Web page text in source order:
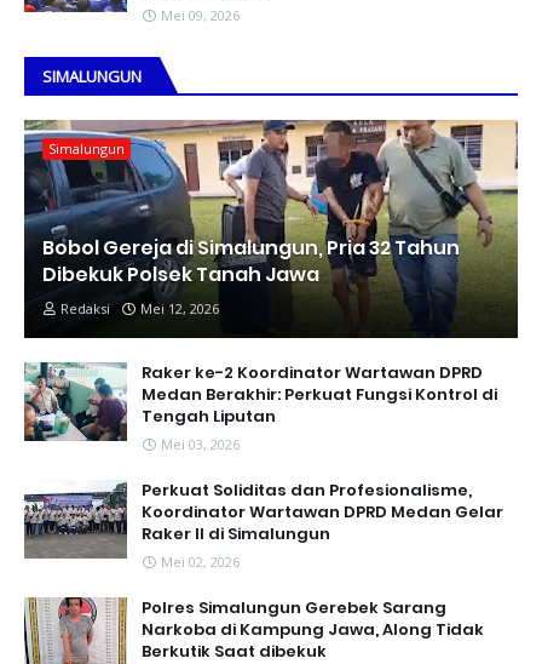
Mei 09, 2026
SIMALUNGUN
Simalungun
Bobol Gereja di Simalungun, Pria 32 Tahun
Dibekuk Polsek Tanah Jawa
Redaksi Mei 12, 2026
Raker ke-2 Koordinator Wartawan DPRD
Medan Berakhir: Perkuat Fungsi Kontrol di
Tengah Liputan
Mei 03, 2026
Perkuat Soliditas dan Profesionalisme,
Koordinator Wartawan DPRD Medan Gelar
Raker II di Simalungun
Mei 02, 2026
Polres Simalungun Gerebek Sarang
Narkoba di Kampung Jawa, Along Tidak
Berkutik Saat dibekuk